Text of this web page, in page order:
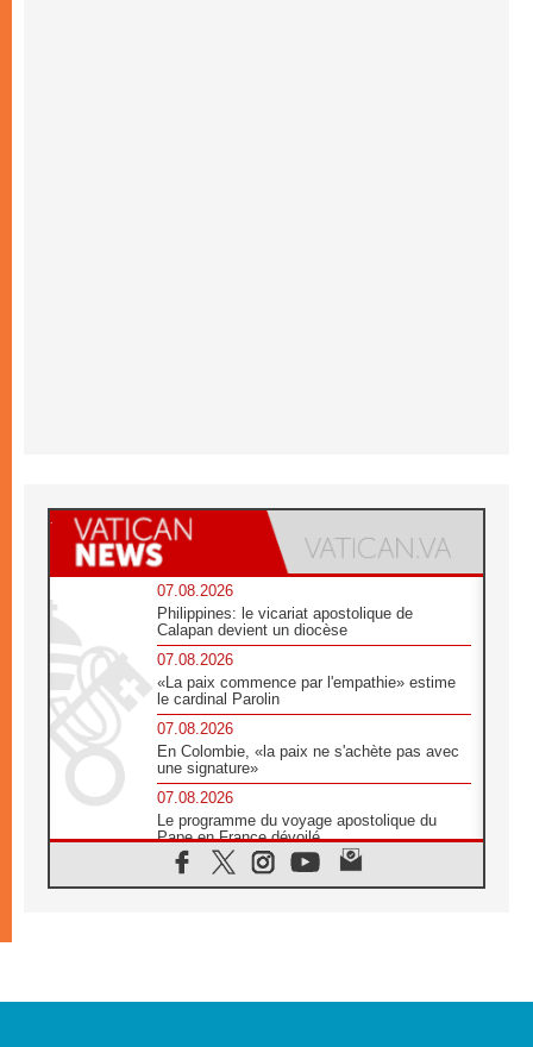
07.08.2026
Philippines: le vicariat apostolique de
Calapan devient un diocèse
07.08.2026
«La paix commence par l'empathie» estime
le cardinal Parolin
07.08.2026
En Colombie, «la paix ne s'achète pas avec
une signature»
07.08.2026
Le programme du voyage apostolique du
Pape en France dévoilé
07.08.2026
1ère Conférence continentale sur l'éducation
07.08.2026